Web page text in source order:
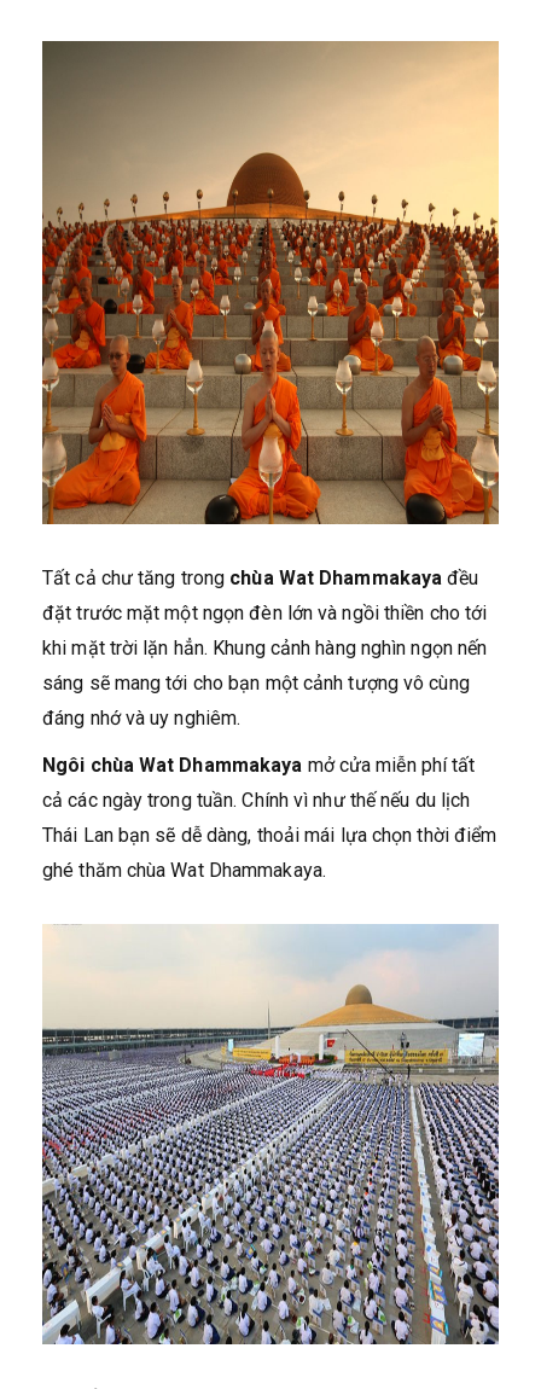
Tất cả chư tăng trong chùa Wat Dhammakaya đều
đặt trước mặt một ngọn đèn lớn và ngồi thiền cho tới
khi mặt trời lặn hẳn. Khung cảnh hàng nghìn ngọn nến
sáng sẽ mang tới cho bạn một cảnh tượng vô cùng
đáng nhớ và uy nghiêm.
Ngôi chùa Wat Dhammakaya mở cửa miễn phí tất
cả các ngày trong tuần. Chính vì như thế nếu du lịch
Thái Lan bạn sẽ dễ dàng, thoải mái lựa chọn thời điểm
ghé thăm chùa Wat Dhammakaya.